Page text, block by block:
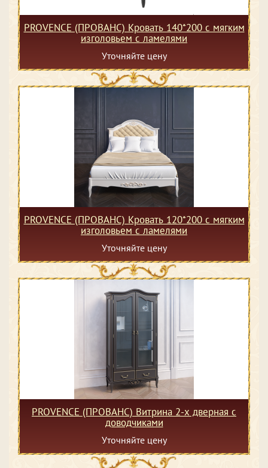
PROVENCE (ПРОВАНС) Кровать 140*200 с мягким
изголовьем с ламелями
Уточняйте цену
PROVENCE (ПРОВАНС) Кровать 120*200 с мягким
изголовьем с ламелями
Уточняйте цену
PROVENCE (ПРОВАНС) Витрина 2-х дверная с
доводчиками
Уточняйте цену